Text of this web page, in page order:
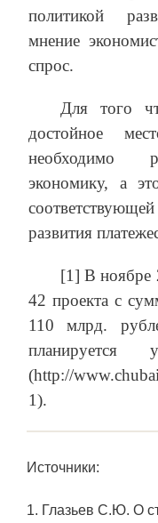
политикой
мнение
спрос.
Для того
достойное
необходимо
экономику, а
развития
[1] В
42 проекта с
110 млрд.
планируется
(http://
1).
Источники:
1. Глазьев С.Ю. О